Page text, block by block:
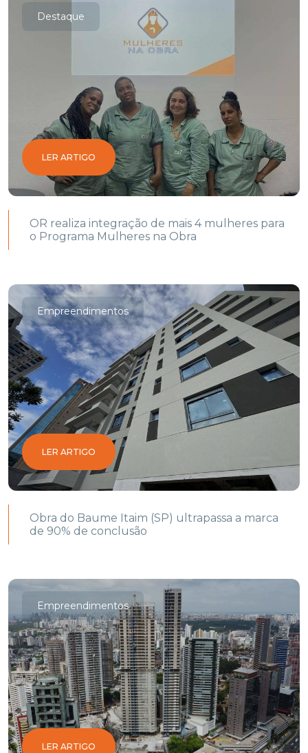
Destaque
LER ARTIGO
OR realiza integração de mais 4 mulheres para
o Programa Mulheres na Obra
Empreendimentos
LER ARTIGO
Obra do Baume Itaim (SP) ultrapassa a marca
de 90% de conclusão
Empreendimentos
LER ARTIGO